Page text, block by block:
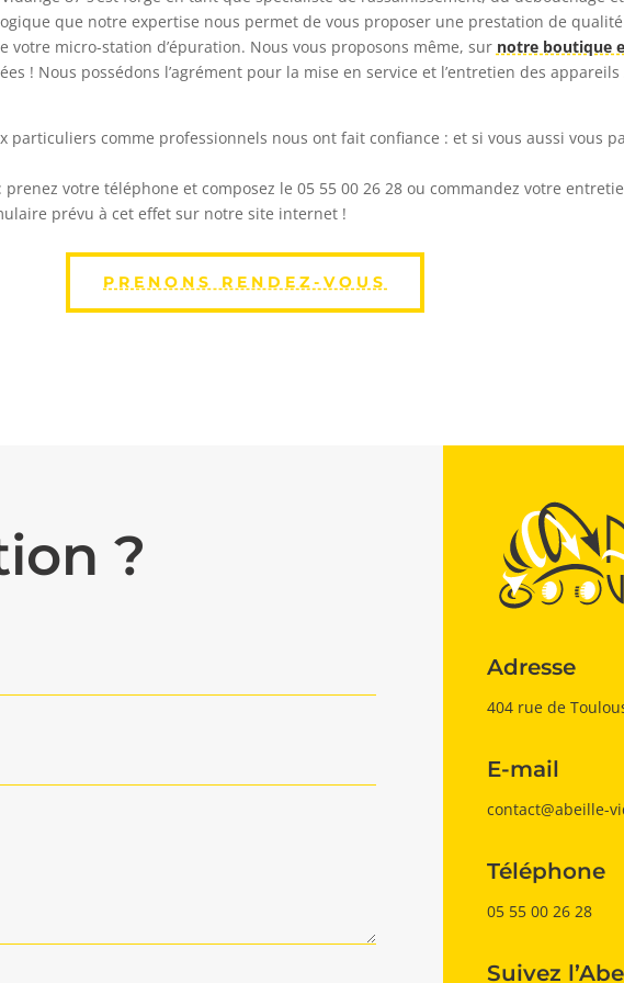
que notre expertise nous permet de vous proposer une prestation de
votre micro-station d’épuration. Nous vous proposons même, sur notre boutique
! Nous possédons l’agrément pour la mise en service et l’entretien des appareils
particuliers comme professionnels nous ont fait confiance : et si vous aussi vous
votre téléphone et composez le 05 55 00 26 28 ou commandez votre
prévu à cet effet sur notre site internet !
PRENONS RENDEZ-VOUS
?
Adresse
404 rue de
E-mail
contact@abeille-
Téléphone
05 55 00 26 28
Suivez